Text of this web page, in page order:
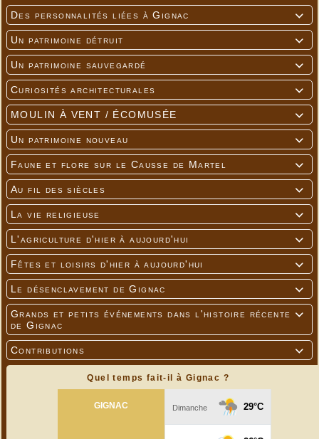

Des personnalités liées à Gignac

Un patrimoine détruit

Un patrimoine sauvegardé

Curiosités architecturales

MOULIN À VENT / ÉCOMUSÉE

Un patrimoine nouveau

Faune et flore sur le Causse de Martel

Au fil des siècles

La vie religieuse

L'agriculture d'hier à aujourd'hui

Fêtes et loisirs d'hier à aujourd'hui

Le désenclavement de Gignac

Grands et petits événements dans l'histoire récente
de Gignac

Contributions
Quel temps fait-il à Gignac ?